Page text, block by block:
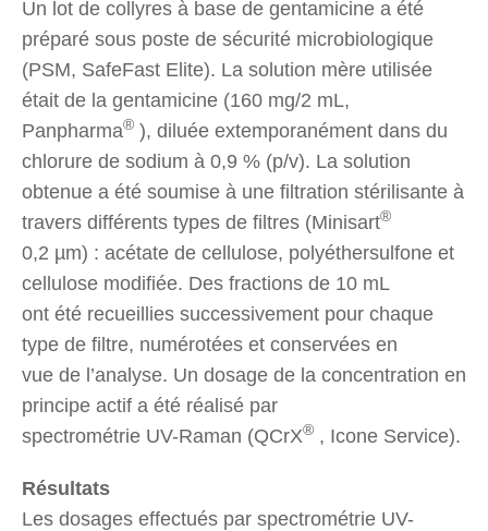
Un lot de collyres à base de gentamicine a été
préparé sous poste de sécurité microbiologique
(PSM, SafeFast Elite). La solution mère utilisée
était de la gentamicine (160 mg/2 mL,
Panpharma® ), diluée extemporanément dans du
chlorure de sodium à 0,9 % (p/v). La solution
obtenue a été soumise à une filtration stérilisante à
travers différents types de filtres (Minisart®
0,2 µm) : acétate de cellulose, polyéthersulfone et
cellulose modifiée. Des fractions de 10 mL
ont été recueillies successivement pour chaque
type de filtre, numérotées et conservées en
vue de l’analyse. Un dosage de la concentration en
principe actif a été réalisé par
spectrométrie UV-Raman (QCrX® , Icone Service).
Résultats
Les dosages effectués par spectrométrie UV-